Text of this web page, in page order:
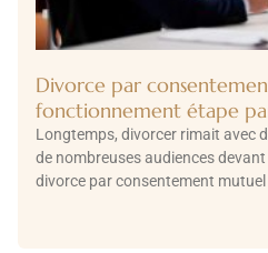
Divorce par
fonctionnement étape
Longtemps, divorcer rimait avec
de nombreuses audiences devant
divorce par consentement